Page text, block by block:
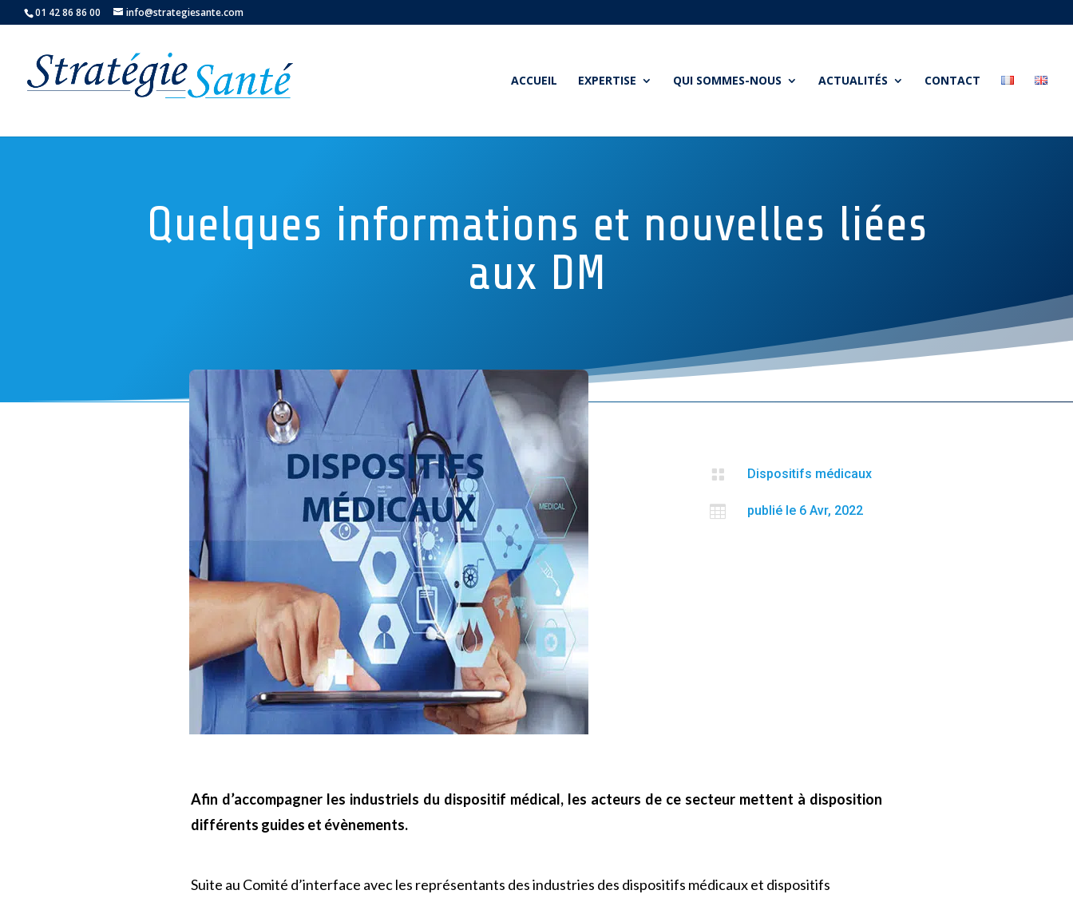
01 42 86 86 00 info@strategiesante.com
ACCUEIL EXPERTISE QUI SOMMES-NOUS ACTUALITÉS CONTACT
Quelques informations et nouvelles liées
aux DM
 Dispositifs médicaux
 publié le 6 Avr, 2022
Afin d’accompagner les industriels du dispositif médical, les acteurs de ce secteur mettent à disposition
différents guides et évènements.
Suite au Comité d’interface avec les représentants des industries des dispositifs médicaux et dispositifs